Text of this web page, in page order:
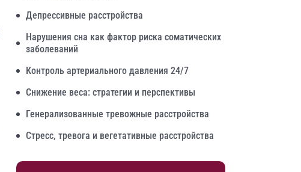
Депрессивные расстройства
Нарушения сна как фактор риска соматических
заболеваний
Контроль артериального давления 24/7
Снижение веса: стратегии и перспективы
Генерализованные тревожные расстройства
Стресс, тревога и вегетативные расстройства